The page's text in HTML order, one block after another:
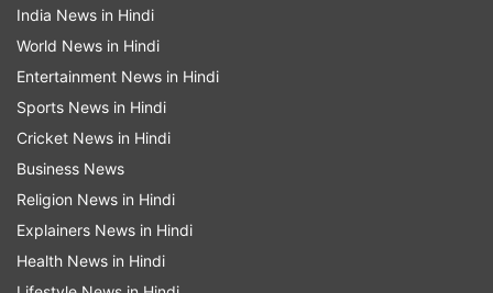
लेकर उस पर थोड़ा-सा कत्था लगाएं। अब उस पान के पत्ते
को मोड़कर, एक सफेद रंग के कोरे कागज में लपेटकर हनुमान
जी के मंदिर में चढ़ा दें।
India News in Hindi
World News in Hindi
Entertainment News in Hindi
Sports News in Hindi
Cricket News in Hindi
Business News
Religion News in Hindi
Explainers News in Hindi
Health News in Hindi